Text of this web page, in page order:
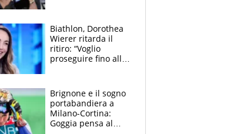
Biathlon, Dorothea
Wierer ritarda il
ritiro: “Voglio
proseguire fino alle
Brignone e il sogno
portabandiera a
Milano-Cortina:
Goggia pensa al